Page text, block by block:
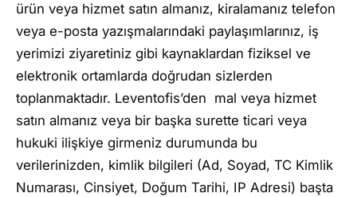
ürün veya hizmet satın almanız, kiralamanız telefon
veya e-posta yazışmalarındaki paylaşımlarınız, iş
yerimizi ziyaretiniz gibi kaynaklardan fiziksel ve
elektronik ortamlarda doğrudan sizlerden
toplanmaktadır. Leventofis’den mal veya hizmet
satın almanız veya bir başka surette ticari veya
hukuki ilişkiye girmeniz durumunda bu
verilerinizden, kimlik bilgileri (Ad, Soyad, TC Kimlik
Numarası, Cinsiyet, Doğum Tarihi, IP Adresi) başta